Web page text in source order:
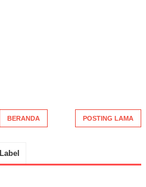
POSTING LAMA
BERANDA
Label